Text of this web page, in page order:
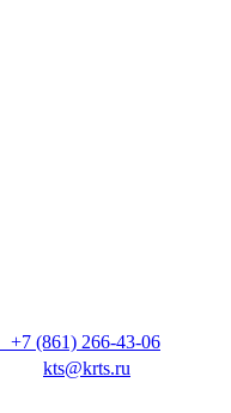
+7 (861) 266-43-06
kts@krts.ru